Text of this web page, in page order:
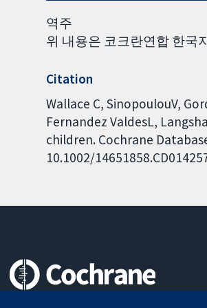
역주
위 내용은 코크란연합 한국
Citation
Wallace C, SinopoulouV,
Fernandez ValdesL,
children. Cochrane
10.1002/